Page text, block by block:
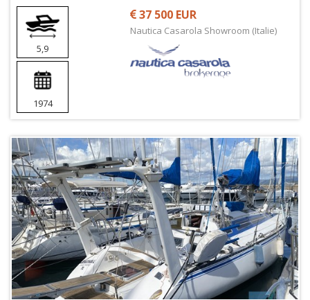
5,9
1974
37 500 EUR
Nautica Casarola Showroom (Italie)